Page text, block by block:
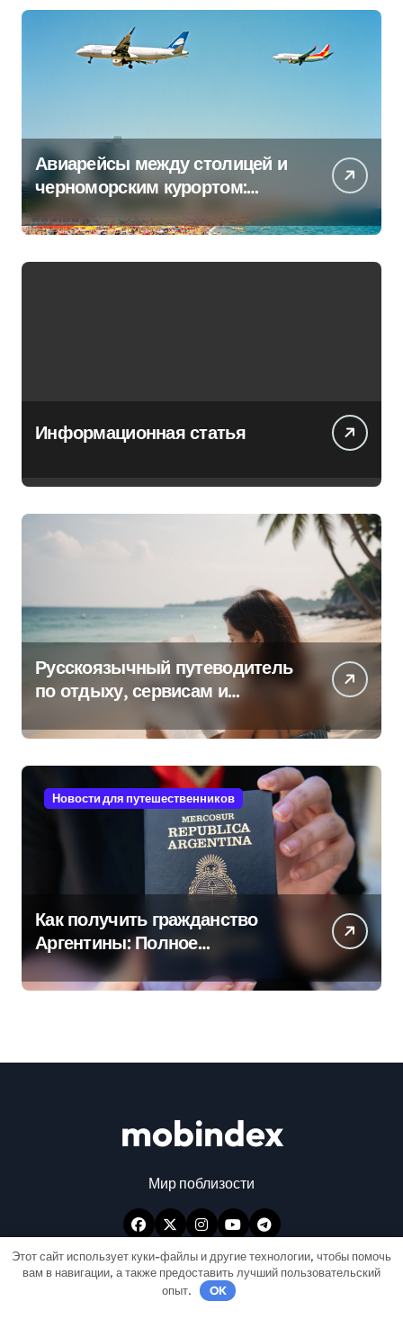
Авиарейсы между столицей и
черноморским курортом:
перечень всех операторов
Информационная статья
Русскоязычный путеводитель
по отдыху, сервисам и
Восточной Азии
Новости для путешественников
Как получить гражданство
Аргентины: Полное
руководство
mobindex
Мир поблизости
Этот сайт использует куки-файлы и другие технологии, чтобы помочь
вам в навигации, а также предоставить лучший пользовательский
опыт.
OK